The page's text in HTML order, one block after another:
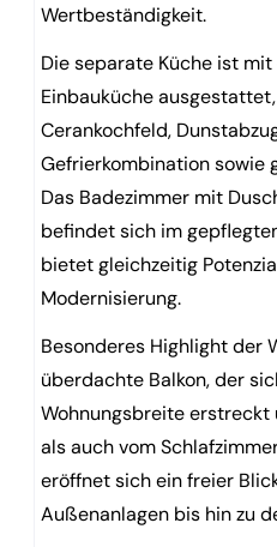
Wertbeständigkeit.
Die separate Küche ist
Einbauküche
Cerankochfeld,
Gefrierkombination sowie
Das Badezimmer mit
befindet sich im
bietet gleichzeitig
Modernisierung.
Besonderes Highlight der
überdachte Balkon, der
Wohnungsbreite erstreckt
als auch vom
eröffnet sich ein freier
Außenanlagen bis hin zu